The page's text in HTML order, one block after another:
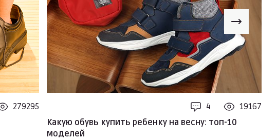
279295
4
19167
Какую обувь купить ребенку на весну: топ-10
моделей